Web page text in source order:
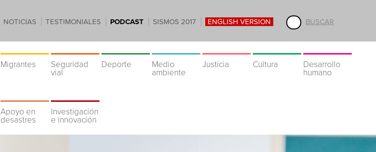
BUSCAR
NOTICIAS TESTIMONIALES PODCAST SISMOS 2017 ENGLISH VERSION
Migrantes
Seguridad
vial
Deporte
Medio
ambiente
Justicia Cultura
Desarrollo
humano
Apoyo en
desastres
Investigación
e innovación